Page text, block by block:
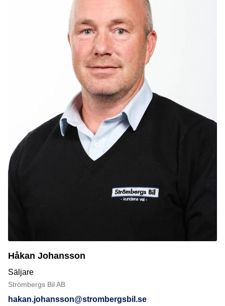
Håkan Johansson
Säljare
Strömbergs Bil AB
hakan.johansson@strombergsbil.se